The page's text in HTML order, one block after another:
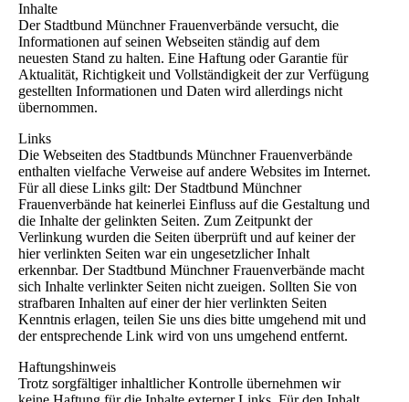
Inhalte
Der Stadtbund Münchner Frauenverbände versucht, die
Informationen auf seinen Webseiten ständig auf dem
neuesten Stand zu halten. Eine Haftung oder Garantie für
Aktualität, Richtigkeit und Vollständigkeit der zur Verfügung
gestellten Informationen und Daten wird allerdings nicht
übernommen.
Links
Die Webseiten des Stadtbunds Münchner Frauenverbände
enthalten vielfache Verweise auf andere Websites im Internet.
Für all diese Links gilt: Der Stadtbund Münchner
Frauenverbände hat keinerlei Einfluss auf die Gestaltung und
die Inhalte der gelinkten Seiten. Zum Zeitpunkt der
Verlinkung wurden die Seiten überprüft und auf keiner der
hier verlinkten Seiten war ein ungesetzlicher Inhalt
erkennbar. Der Stadtbund Münchner Frauenverbände macht
sich Inhalte verlinkter Seiten nicht zueigen. Sollten Sie von
strafbaren Inhalten auf einer der hier verlinkten Seiten
Kenntnis erlagen, teilen Sie uns dies bitte umgehend mit und
der entsprechende Link wird von uns umgehend entfernt.
Haftungshinweis
Trotz sorgfältiger inhaltlicher Kontrolle übernehmen wir